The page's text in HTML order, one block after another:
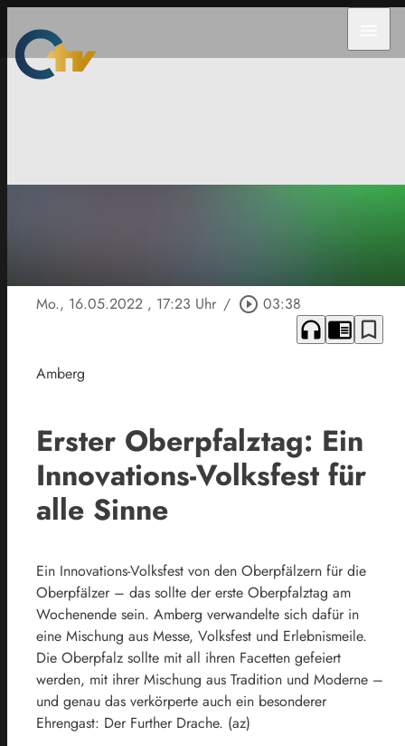
Mo., 16.05.2022 , 17:23 Uhr / play_circle_outline 03:38
headphones chrome_reader_mode bookmark_border
Amberg
Erster Oberpfalztag: Ein
Innovations-Volksfest für
alle Sinne
Ein Innovations-Volksfest von den Oberpfälzern für die
Oberpfälzer – das sollte der erste Oberpfalztag am
Wochenende sein. Amberg verwandelte sich dafür in
eine Mischung aus Messe, Volksfest und Erlebnismeile.
Die Oberpfalz sollte mit all ihren Facetten gefeiert
werden, mit ihrer Mischung aus Tradition und Moderne –
und genau das verkörperte auch ein besonderer
Ehrengast: Der Further Drache. (az)